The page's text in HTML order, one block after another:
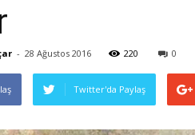
- 28 Ağustos 2016 220 0
Twitter'da Paylaş